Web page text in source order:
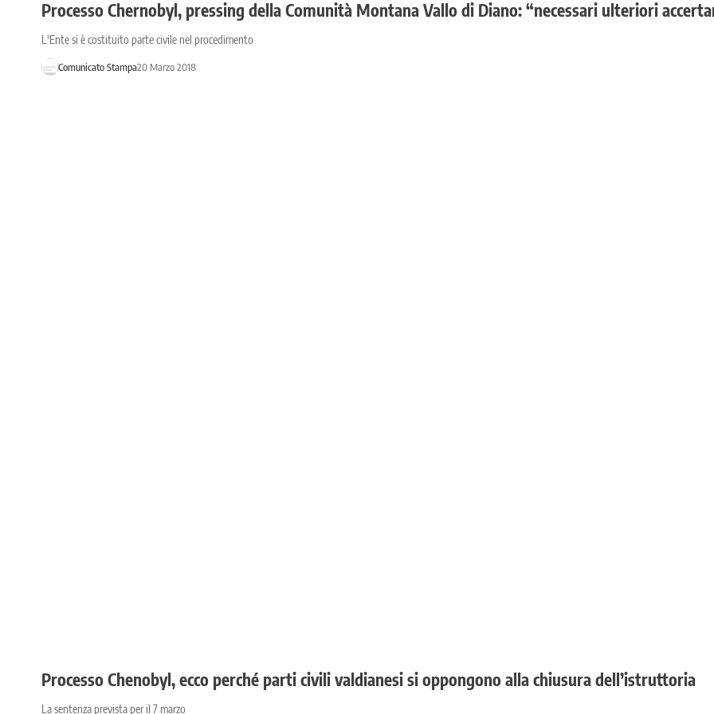
Processo Chernobyl, pressing della Comunità Montana Vallo di Diano: “necessari ulteriori
L'Ente si è costituito parte civile nel procedimento
Comunicato Stampa20 Marzo 2018
Processo Chenobyl, ecco perché parti civili valdianesi si oppongono alla chiusura dell’istruttoria
La sentenza prevista per il 7 marzo